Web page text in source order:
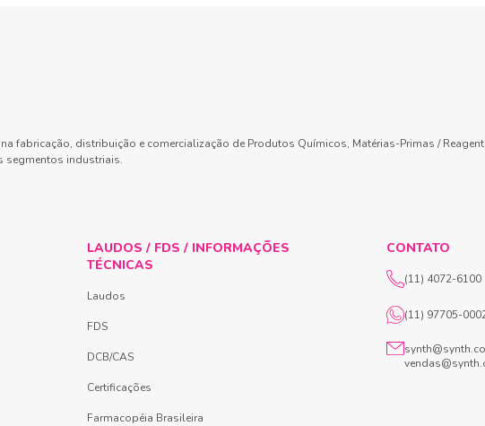
fabricação, distribuição e comercialização de Produtos Químicos, Matérias-Primas /
segmentos industriais.
LAUDOS / FDS / INFORMAÇÕES
TÉCNICAS
Laudos
FDS
DCB/CAS
Certificações
Farmacopéia Brasileira
CONTATO
(11) 4072-6100
(11) 97705-